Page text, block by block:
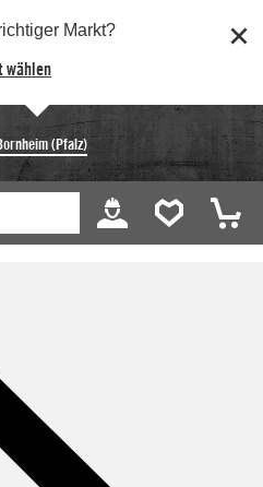
Markt?
wählen
(Pfalz)